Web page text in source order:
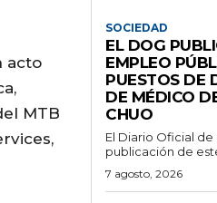
acto
MTB
SOCIEDAD
EL DOG
EMPLEO
PUESTOS DE
DE MÉDICO
CHUO
El Diario Oficial de
publicación de
7 agosto, 2026